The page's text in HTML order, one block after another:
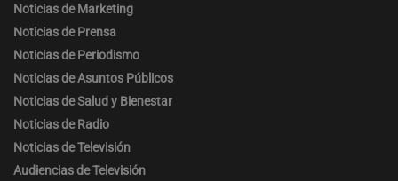
Noticias de Marketing
Noticias de Prensa
Noticias de Periodismo
Noticias de Asuntos Públicos
Noticias de Salud y Bienestar
Noticias de Radio
Noticias de Televisión
Audiencias de Televisión